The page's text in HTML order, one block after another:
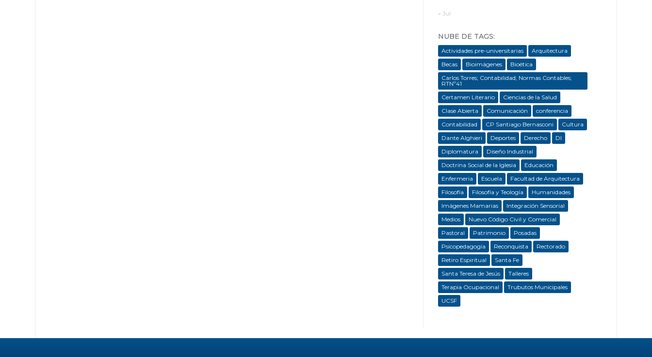
« Jul
NUBE DE TAGS:
Actividades pre-universitarias
Arquitectura
Becas
Bioimágenes
Bioética
Carlos Torres; Contabilidad; Normas Contables;
RTNº41
Certamen Literario
Ciencias de la Salud
Clase Abierta
Comunicación
conferencia
Contabilidad
CP Santiago Bernasconi
Cultura
Dante Alghieri
Deportes Derecho
DI
Diplomatura
Diseño Industrial
Doctrina Social de la Iglesia
Educación
Enfermeria
Escuela
Facultad de Arquitectura
Filosofía
Filosofía y Teología
Humanidades
Imágenes Mamarias
Integración Sensorial
Medios
Nuevo Código Civil y Comercial
Pastoral
Patrimonio
Posadas
Psicopedagogía
Reconquista
Rectorado
Retiro Espiritual
Santa Fe
Santa Teresa de Jesús
Talleres
Terapia Ocupacional
Trubutos Municipales
UCSF